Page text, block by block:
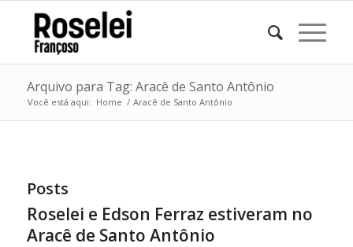
Arquivo para Tag: Aracê de Santo Antônio
Você está aqui: Home / Aracê de Santo Antônio
Posts
Roselei e Edson Ferraz estiveram no
Aracê de Santo Antônio